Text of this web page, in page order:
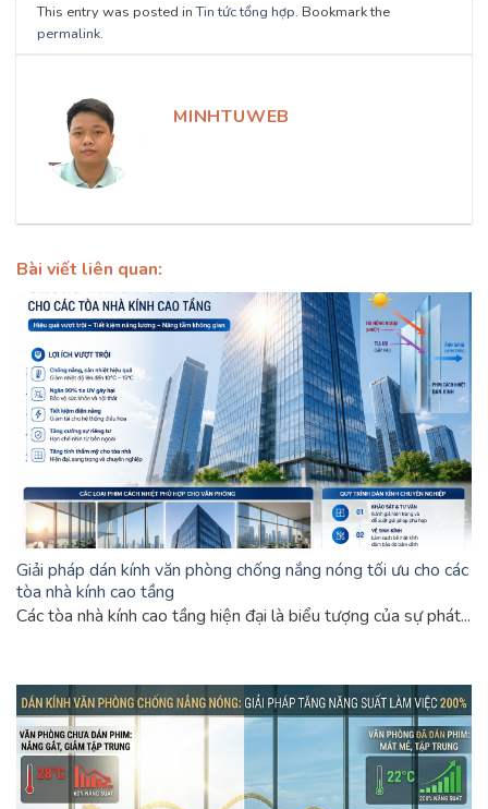
This entry was posted inTin tức tổng hợp. Bookmark the
permalink.
MINHTUWEB
Bài viết liên quan:
Giải pháp dán kính văn phòng chống nắng nóng tối ưu cho các
tòa nhà kính cao tầng
Các tòa nhà kính cao tầng hiện đại là biểu tượng của sự phát...